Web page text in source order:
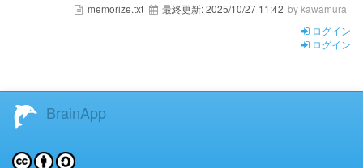
memorize.txt 最終更新:2025/10/27 11:42 by kawamura
ログイン
ログイン
BrainApp